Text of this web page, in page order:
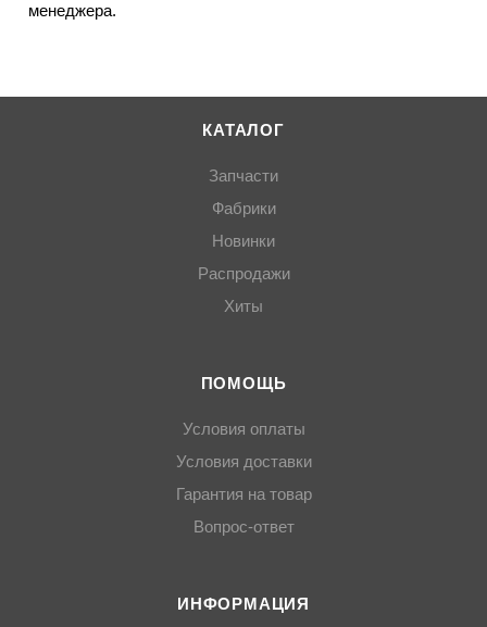
менеджера.
КАТАЛОГ
Запчасти
Фабрики
Новинки
Распродажи
Хиты
ПОМОЩЬ
Условия оплаты
Условия доставки
Гарантия на товар
Вопрос-ответ
ИНФОРМАЦИЯ